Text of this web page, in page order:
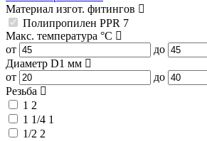
Материал изгот. фитингов
Полипропилен PPR 7
Макс. температура °C
от
до
Диаметр D1 мм
от
до
Резьба
1 2
1 1/4 1
1/2 2